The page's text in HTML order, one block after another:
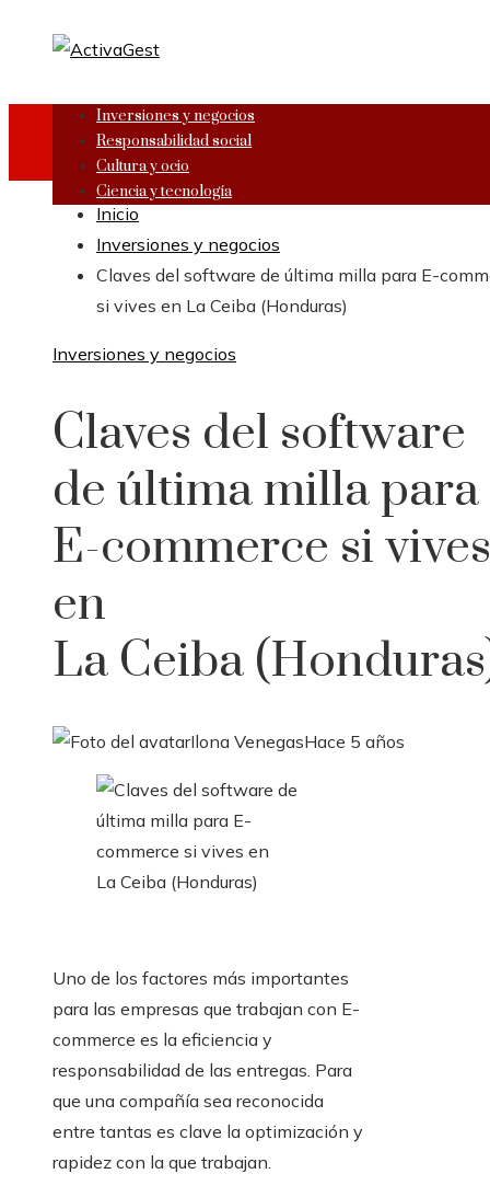
Inversiones y negocios
Responsabilidad social
Cultura y ocio
Ciencia y tecnología
Inicio
Inversiones y negocios
Claves del software de última milla para E-
si vives en La Ceiba (Honduras)
Inversiones y negocios
Claves del software
de última milla para
E-commerce si vives
en
La Ceiba
Ilona VenegasHace 5 años
Uno de los factores más importantes
para las empresas que trabajan con E-
commerce es la eficiencia y
responsabilidad de las entregas. Para
que una compañía sea reconocida
entre tantas es clave la optimización y
rapidez con la que trabajan.